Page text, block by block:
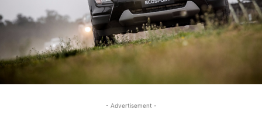
- Advertisement -